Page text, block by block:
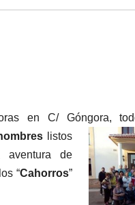
en C/ Góngora,
listos
de
“Cahorros”